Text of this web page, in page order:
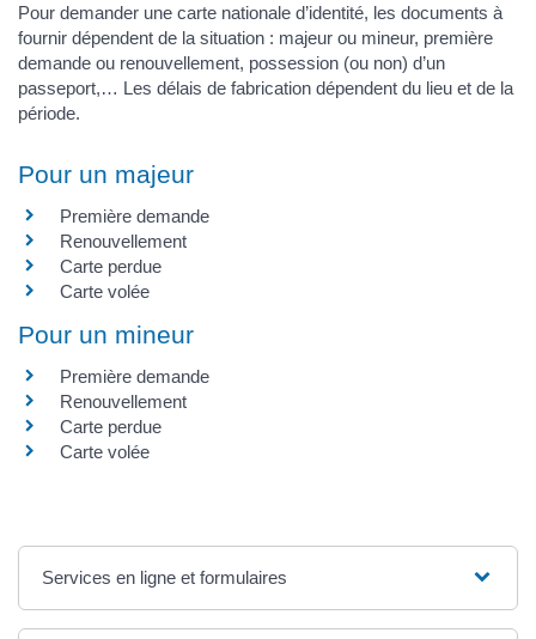
Pour demander une carte nationale d’identité, les documents à
fournir dépendent de la situation : majeur ou mineur, première
demande ou renouvellement, possession (ou non) d’un
passeport,… Les délais de fabrication dépendent du lieu et de la
période.
Pour un majeur
Première demande
Renouvellement
Carte perdue
Carte volée
Pour un mineur
Première demande
Renouvellement
Carte perdue
Carte volée
Services en ligne et formulaires